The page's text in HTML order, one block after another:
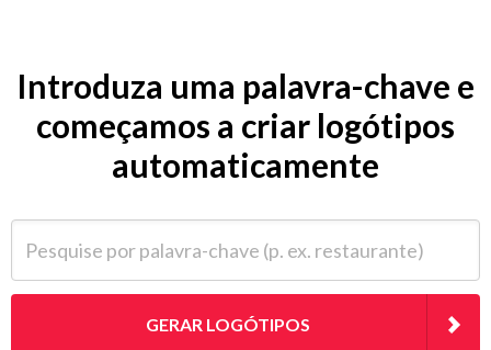
Introduza uma palavra-chave e
começamos a criar logótipos
automaticamente
GERAR LOGÓTIPOS